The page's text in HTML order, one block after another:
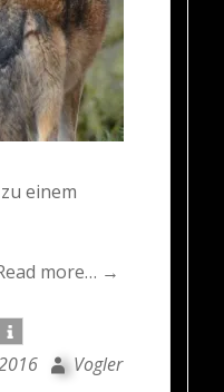
einem
more… →
Vogler